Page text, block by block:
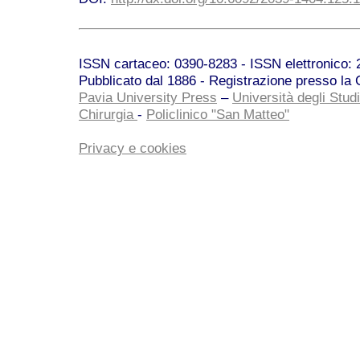
ISSN cartaceo: 0390-8283 - ISSN
Pubblicato dal 1886 - Registrazione presso la
Pavia University Press – Università degli
Chirurgia - Policlinico "San Matteo"
Privacy e cookies